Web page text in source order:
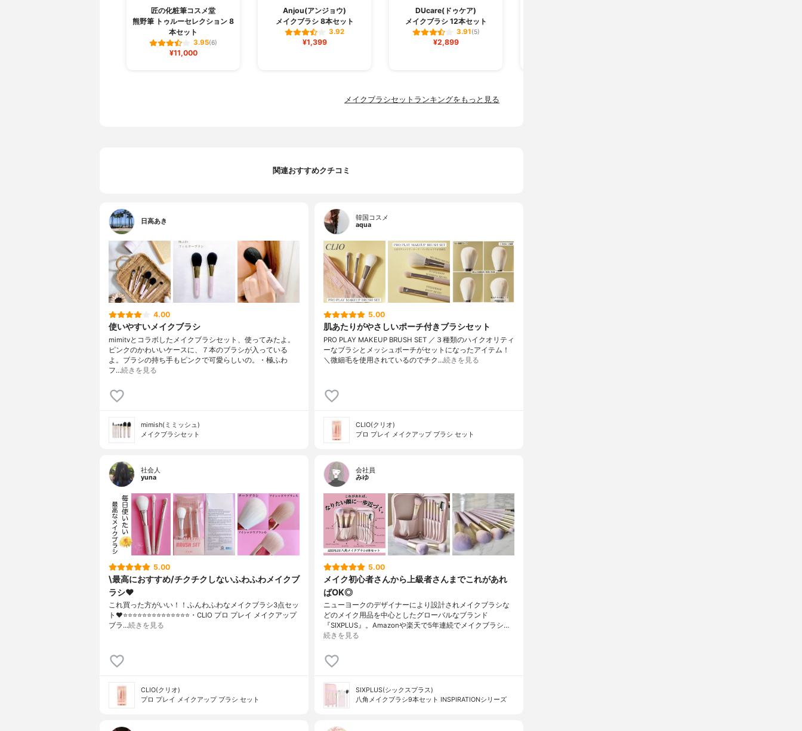
匠の化粧筆コスメ堂
熊野筆 トゥルーセレクション 8
本セット
3.95(6)
¥11,000
Anjou(アンジョウ)
メイクブラシ 8本セット
3.92
¥1,399
DUcare(ドゥケア)
メイクブラシ 12本セット
3.91(5)
¥2,899
メイクブラシセットランキングをもっと見る
関連おすすめクチコミ
日高あき
4.00
使いやすいメイクブラシ
mimitvとコラボしたメイクブラシセット、使ってみたよ。
ピンクのかわいいケースに、７本のブラシが入っている
よ。ブラシの持ち手もピンクで可愛らしいの。・極ふわ
フ…続きを見る
mimish(ミミッシュ)
メイクブラシセット
韓国コスメ
aqua
5.00
肌あたりがやさしいポーチ付きブラシセット
PRO PLAY MAKEUP BRUSH SET ／３種類のハイクオリティ
ーなブラシとメッシュポーチがセットになったアイテム！
＼微細毛を使用されているのでチク…続きを見る
CLIO(クリオ)
プロ プレイ メイクアップ ブラシ セット
社会人
yuna
5.00
\最高におすすめ/チクチクしないふわふわメイクブ
ラシ❤️
これ買った方がいい！！ふんわふわなメイクブラシ3点セッ
ト❤️⭐️⭐️⭐️⭐️⭐️⭐️⭐️⭐️⭐️⭐️⭐️⭐️⭐️⭐️・CLIO プロ プレイ メイクアップ
ブラ…続きを見る
CLIO(クリオ)
プロ プレイ メイクアップ ブラシ セット
会社員
みゆ
5.00
メイク初心者さんから上級者さんまでこれがあれ
ばOK◎
ニューヨークのデザイナーにより設計されメイクブラシな
どのメイク用品を中心としたグローバルなブランド
『SIXPLUS』。Amazonや楽天で5年連続でメイクブラシ…
続きを見る
SIXPLUS(シックスプラス)
八角メイクブラシ9本セット INSPIRATIONシリーズ